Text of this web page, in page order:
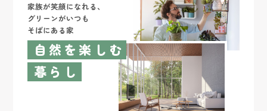
家族が笑顔になれる、
グリーンがいつも
そばにある家
自然を楽しむ
暮らし